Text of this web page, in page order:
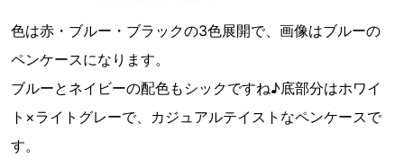
色は赤・ブルー・ブラックの3色展開で、画像はブルーの
ペンケースになります。
ブルーとネイビーの配色もシックですね♪底部分はホワイ
ト×ライトグレーで、カジュアルテイストなペンケースで
す。